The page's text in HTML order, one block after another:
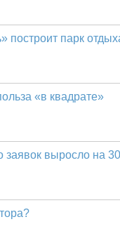
построит парк
«в квадрате»
заявок выросло на